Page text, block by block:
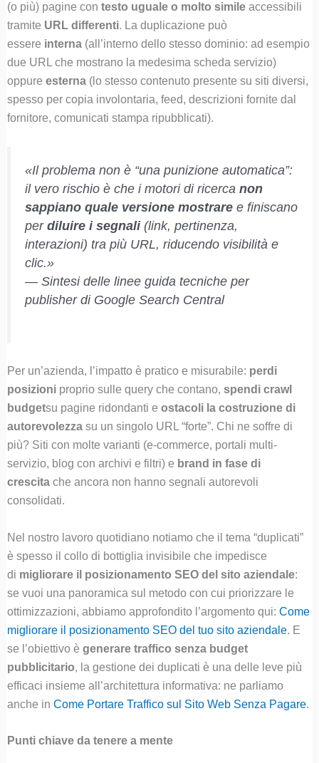
(o più) pagine con testo uguale o molto simileaccessibili
tramite URL differenti. La duplicazione può
essere interna(all’interno dello stesso dominio: ad esempio
due URL che mostrano la medesima scheda servizio)
oppure esterna(lo stesso contenuto presente su siti diversi,
spesso per copia involontaria, feed, descrizioni fornite dal
fornitore, comunicati stampa ripubblicati).
«Il problema non è “una punizione automatica”:
il vero rischio è che i motori di ricerca non
sappiano quale versione mostraree finiscano
per diluire i segnali(link, pertinenza,
interazioni) tra più URL, riducendo visibilità e
clic.»
— Sintesi delle linee guida tecniche per
publisher di Google Search Central
Per un’azienda, l’impatto è pratico e misurabile: perdi
posizioniproprio sulle query che contano, spendi crawl
budgetsu pagine ridondanti e ostacoli la costruzione di
autorevolezzasu un singolo URL “forte”. Chi ne soffre di
più? Siti con molte varianti (e-commerce, portali multi-
servizio, blog con archivi e filtri) e brand in fase di
crescitache ancora non hanno segnali autorevoli
consolidati.
Nel nostro lavoro quotidiano notiamo che il tema “duplicati”
è spesso il collo di bottiglia invisibile che impedisce
di migliorare il posizionamento SEO del sito aziendale:
se vuoi una panoramica sul metodo con cui priorizzare le
ottimizzazioni, abbiamo approfondito l’argomento qui: Come
migliorare il posizionamento SEO del tuo sito aziendale. E
se l’obiettivo è generare traffico senza budget
pubblicitario, la gestione dei duplicati è una delle leve più
efficaci insieme all’architettura informativa: ne parliamo
anche in Come Portare Traffico sul Sito Web Senza Pagare.
Punti chiave da tenere a mente